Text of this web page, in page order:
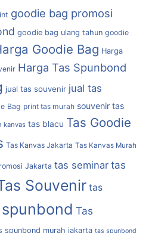
goodie bag promosi
goodie bag ulang tahun goodie
Goodie Bag Harga
Harga Tas Spunbond
jual tas souvenir jual tas
Bag print tas murah souvenir tas
kanvas tas blacu Tas Goodie
Tas Kanvas Jakarta Tas Kanvas Murah
Jakarta tas seminar tas
Souvenir tas
Tas
spunbond murah jakarta tas spunbond